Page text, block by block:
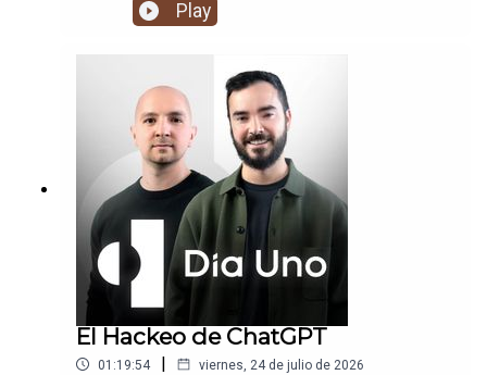
y en tu vida.
Play
El Hackeo de ChatGPT
01:19:54 | viernes, 24 de julio de 2026